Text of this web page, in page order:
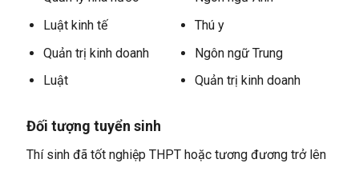
Luật kinh tế
Thú y
Quản trị kinh doanh
Ngôn ngữ Trung
Luật
Quản trị kinh doanh
Đối tượng tuyển sinh
Thí sinh đã tốt nghiệp THPT hoặc tương đương trở lên